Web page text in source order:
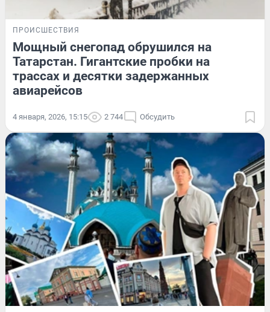
ПРОИСШЕСТВИЯ
Мощный снегопад обрушился на
Татарстан. Гигантские пробки на
трассах и десятки задержанных
авиарейсов
4 января, 2026, 15:15 2 744 Обсудить